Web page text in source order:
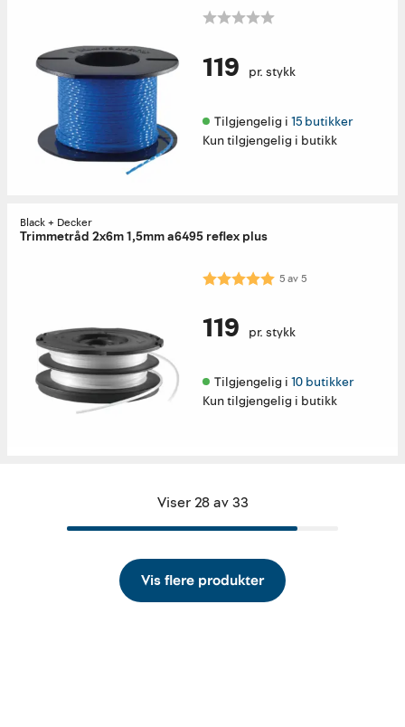
119 pr. stykk
Tilgjengelig i 15 butikker
Kun tilgjengelig i butikk
Black + Decker
Trimmetråd 2x6m 1,5mm a6495 reflex plus
Karakter: 5.0 av 5 mulige
5av5
119 pr. stykk
Tilgjengelig i 10 butikker
Kun tilgjengelig i butikk
Viser 28 av 33
Vis flere produkter